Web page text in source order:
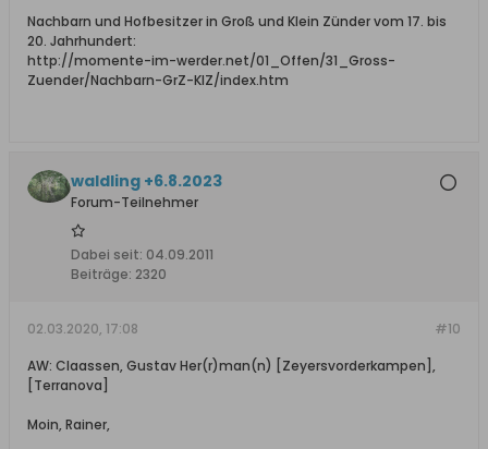
Nachbarn und Hofbesitzer in Groß und Klein Zünder vom 17. bis
20. Jahrhundert:
http://momente-im-werder.net/01_Offen/31_Gross-
Zuender/Nachbarn-GrZ-KlZ/index.htm
waldling +6.8.2023
Forum-Teilnehmer
Dabei seit: 04.09.2011
Beiträge: 2320
#10
02.03.2020, 17:08
AW: Claassen, Gustav Her(r)man(n) [Zeyersvorderkampen],
[Terranova]
Moin, Rainer,